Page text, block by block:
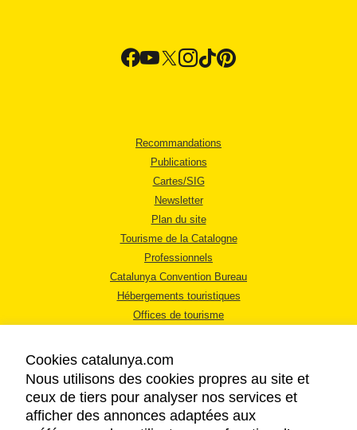
Recommandations
Publications
Cartes/SIG
Newsletter
Plan du site
Tourisme de la Catalogne
Professionnels
Catalunya Convention Bureau
Hébergements touristiques
Offices de tourisme
MENTIONS LÉGALES
Cookies catalunya.com
Nous utilisons des cookies propres au site et
ceux de tiers pour analyser nos services et
afficher des annonces adaptées aux